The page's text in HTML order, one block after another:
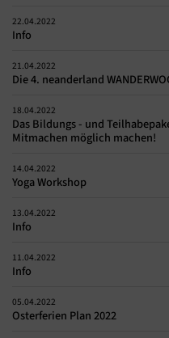
22.04.2022
Info
21.04.2022
Die 4. neanderland
18.04.2022
Das Bildungs - und
Mitmachen möglich machen!
14.04.2022
Yoga Workshop
13.04.2022
Info
11.04.2022
Info
05.04.2022
Osterferien Plan 2022